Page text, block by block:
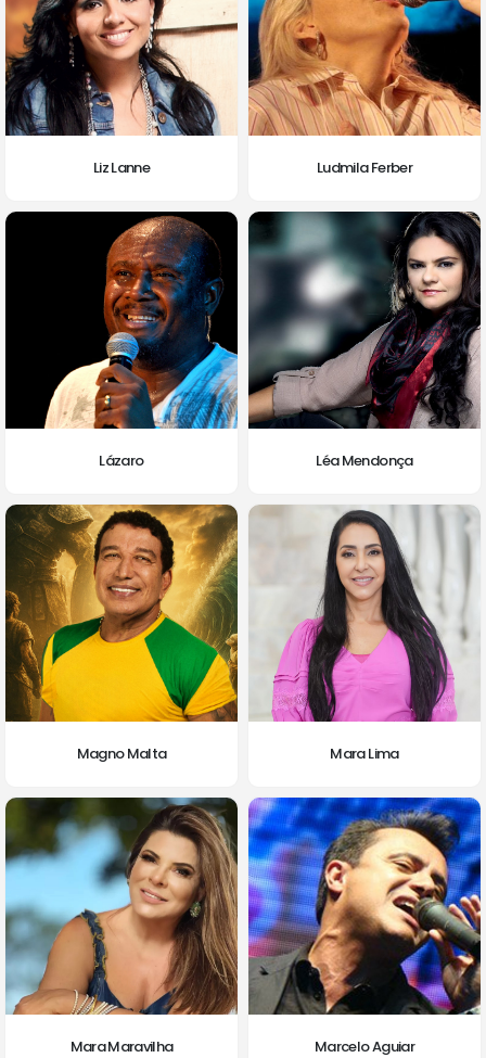
Liz Lanne Ludmila Ferber
Lázaro Léa Mendonça
Magno Malta Mara Lima
Mara Maravilha Marcelo Aguiar